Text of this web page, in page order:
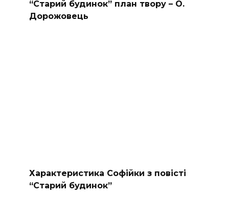
“Старий будинок” план твору – О.
Дорожовець
Характеристика Софійки з повісті
“Старий будинок”